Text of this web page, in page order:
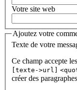
Votre site web
Ajoutez votre
Texte de votre
Ce champ accepte
[texte->url]
créer des